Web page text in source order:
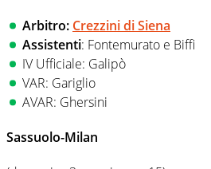
Arbitro: Crezzini di Siena
Assistenti: Fontemurato e Biffi
IV Ufficiale: Galipò
VAR: Gariglio
AVAR: Ghersini
Sassuolo-Milan